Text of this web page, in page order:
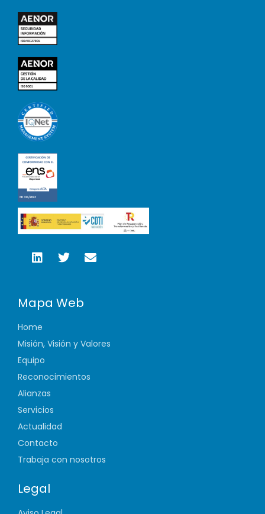
Mapa Web
Home
Misión, Visión y Valores
Equipo
Reconocimientos
Alianzas
Servicios
Actualidad
Contacto
Trabaja con nosotros
Legal